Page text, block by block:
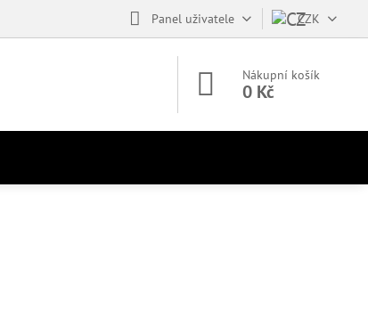
Panel uživatele CZK
Nákupní košík
0 Kč